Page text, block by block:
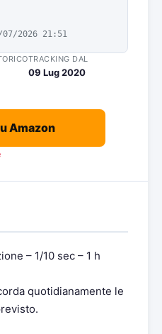
2026 21:51
TRACKING DAL
09 Lug 2020
Amazon
– 1/10 sec – 1 h
quotidianamente le